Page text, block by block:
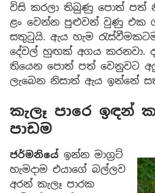
විසි කරලා තිබුණු පොත් පත්
ළං වෙන්න පුළුවන් වුණු එක
සතුටුයි. ඇය හැම
දේවල් හුඟක් අගය කරනවා.
තියෙන පොත් පත් වෙනුවට
ලැබෙන නිසාත් ඇය ඉන්නේ
කැලෑ පාරෙ ඉඳන්
පාඩම
ජර්මනියේ ඉන්න මාග්‍රට්
හැමදාම එයාගේ බල්ලව
අරන් කැලෑ පාරක